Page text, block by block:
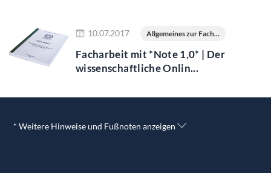
Jetzt lesen
10.07.2017 Allgemeines zur Fach...
Facharbeit mit *Note 1,0* | Der
wissenschaftliche Onlin...
* Weitere Hinweise und Fußnoten anzeigen